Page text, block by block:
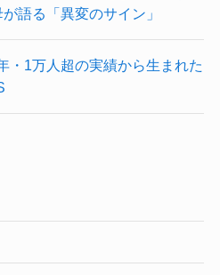
語る「異変のサイン」
・1万人超の実績から生まれた